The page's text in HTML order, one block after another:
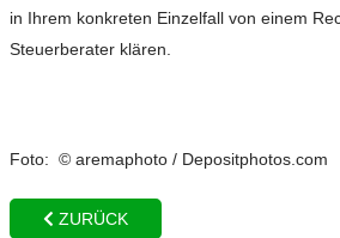
in Ihrem konkreten Einzelfall von einem
Steuerberater klären.
Foto: © aremaphoto / Depositphotos.com
ZURÜCK